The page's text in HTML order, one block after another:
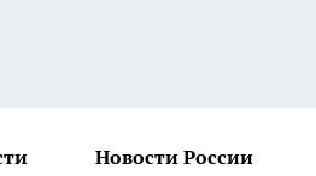
Новости России